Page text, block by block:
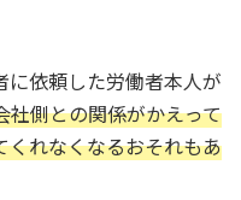
に依頼した労働者本人が
社側との関係がかえって
れなくなるおそれもあ